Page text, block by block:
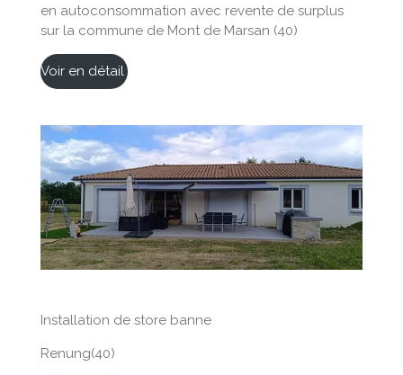
en autoconsommation avec revente de surplus
sur la commune de Mont de Marsan (40)
Voir en détail
Installation de store banne
Renung(40)